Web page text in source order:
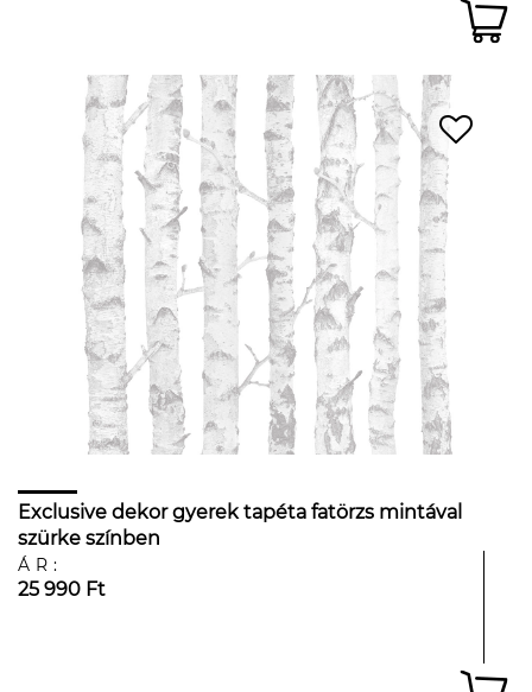
Exclusive dekor gyerek tapéta fatörzs mintával
szürke színben
ÁR:
25 990 Ft